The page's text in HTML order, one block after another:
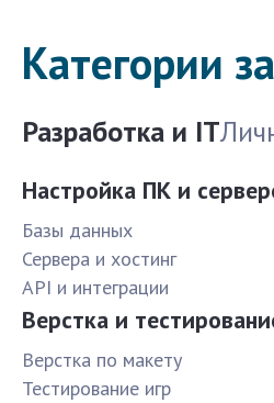
Категории
Разработка и IT
Настройка ПК и
Базы данных
Сервера и хостинг
API и интеграции
Верстка и
Верстка по макету
Тестирование игр